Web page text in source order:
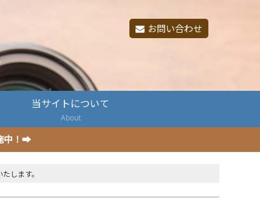
お問い合わせ
当サイトについて
About
中！➡
します。